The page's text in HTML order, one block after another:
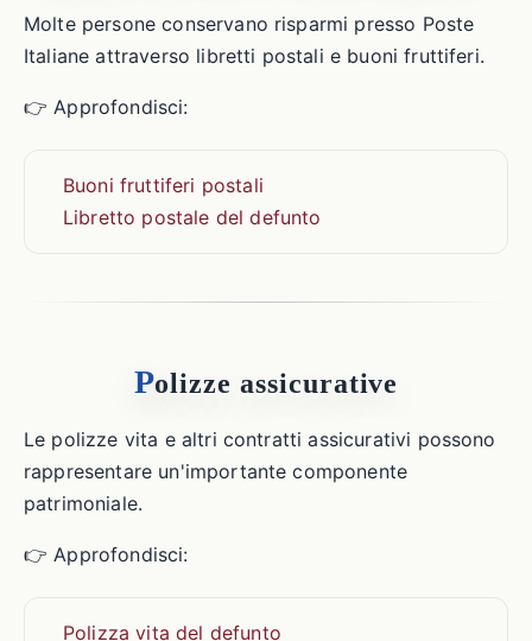
Molte persone conservano risparmi presso Poste
Italiane attraverso libretti postali e buoni fruttiferi.
👉 Approfondisci:
Buoni fruttiferi postali
Libretto postale del defunto
Polizze assicurative
Le polizze vita e altri contratti assicurativi possono
rappresentare un'importante componente
patrimoniale.
👉 Approfondisci:
Polizza vita del defunto